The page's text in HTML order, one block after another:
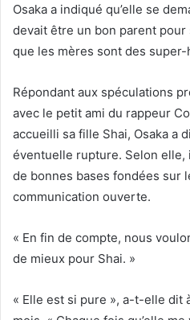
Osaka a indiqué qu’elle se
devait être un bon parent pour
que les mères sont des super-
Répondant aux spéculations
avec le petit ami du rappeur
accueilli sa fille Shai, Osaka a
éventuelle rupture. Selon
de bonnes bases fondées sur
communication ouverte.
« En fin de compte, nous
de mieux pour Shai. »
« Elle est si pure », a-t-elle dit